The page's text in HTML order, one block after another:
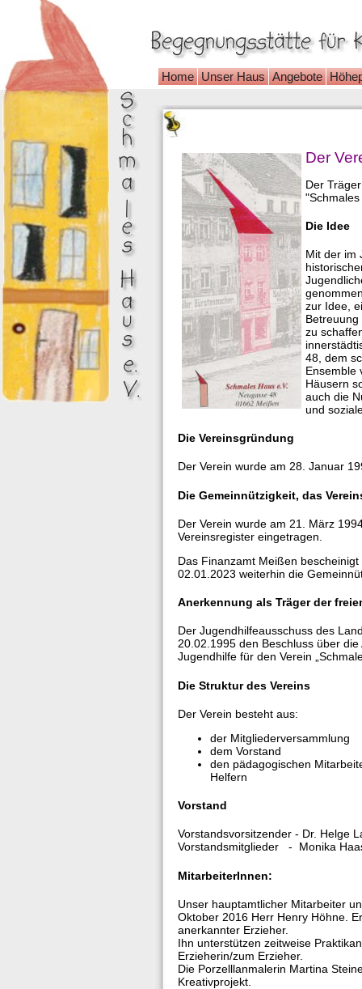
Home Unser Haus Angebote
Der
Der
Die Idee
Mit der im
zur Idee,
zu
48, dem
Ensemble
Häusern
auch die
und
Die Vereinsgründung
Der Verein wurde am 28. Januar
Die Gemeinnützigkeit, das
Der Verein wurde am 21. März
Vereinsregister eingetragen.
Das Finanzamt Meißen
02.01.2023 weiterhin die
Anerkennung als Träger der
Der Jugendhilfeausschuss des
20.02.1995 den Beschluss über
Jugendhilfe für den Verein
Die Struktur des Vereins
Der Verein besteht aus:
der Mitgliederversammlung
dem Vorstand
den pädagogischen
Helfern
Vorstand
Vorstandsvorsitzender - Dr. Helge
Vorstandsmitglieder - Monika
MitarbeiterInnen:
Unser hauptamtlicher Mitarbeiter
Oktober 2016 Herr Henry Höhne.
anerkannter Erzieher.
Ihn unterstützen zeitweise
Erzieherin/zum Erzieher.
Die Porzelllanmalerin Martina
Kreativprojekt.